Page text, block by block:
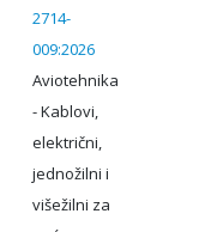
2714-
009:2026
Aviotehnika
- Kablovi,
električni,
jednožilni i
višežilni za